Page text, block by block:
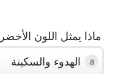
ماذا يمثل اللون
a الهدوء والسكينة